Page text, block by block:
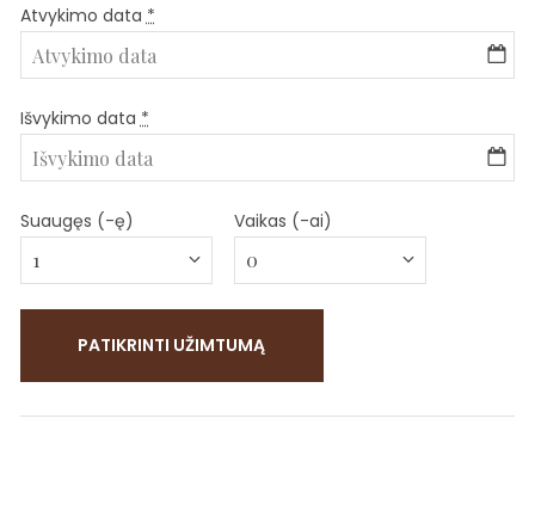
Atvykimo data*
Išvykimo data*
Suaugęs (-ę) Vaikas (-ai)